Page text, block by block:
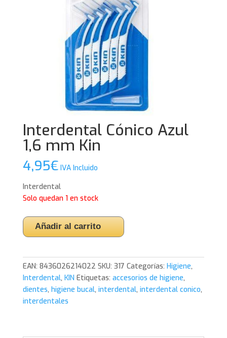
Interdental Cónico Azul
1,6 mm Kin
4,95€ IVA Incluido
Interdental
Solo quedan 1 en stock
Interdental
Cónico
1,6
mm
Kin
cantidad
Añadir al carrito
EAN: 8436026214022 SKU: 317 Categorías: Higiene,
Interdental, KIN Etiquetas: accesorios de higiene,
dientes, higiene bucal, interdental, interdental conico,
interdentales